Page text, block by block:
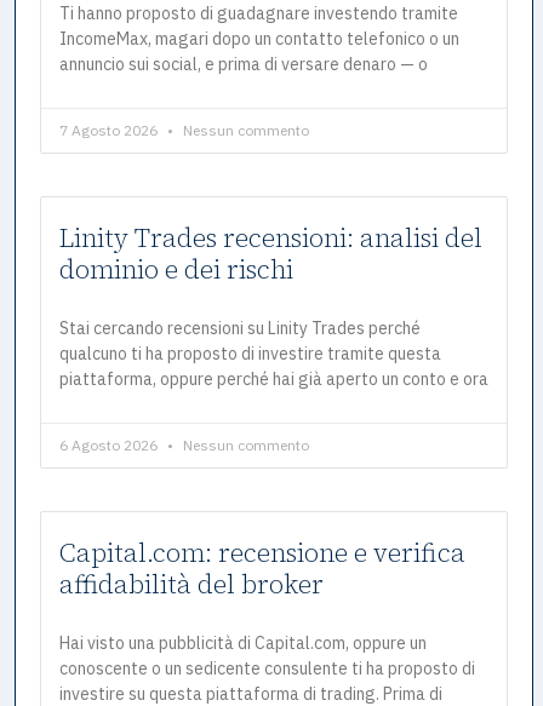
Ti hanno proposto di guadagnare investendo tramite
IncomeMax, magari dopo un contatto telefonico o un
annuncio sui social, e prima di versare denaro — o
7 Agosto 2026 Nessun commento
Linity Trades recensioni: analisi del
dominio e dei rischi
Stai cercando recensioni su Linity Trades perché
qualcuno ti ha proposto di investire tramite questa
piattaforma, oppure perché hai già aperto un conto e ora
6 Agosto 2026 Nessun commento
Capital.com: recensione e verifica
affidabilità del broker
Hai visto una pubblicità di Capital.com, oppure un
conoscente o un sedicente consulente ti ha proposto di
investire su questa piattaforma di trading. Prima di